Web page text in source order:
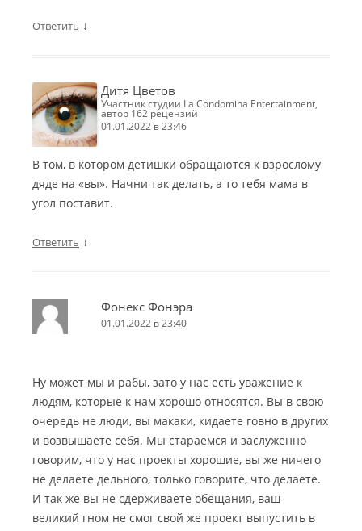
Ответить ↓
Дитя Цветов
участник студии La Condomina Entertainment,
автор 162 рецензий
01.01.2022 в 23:46
В том, в котором детишки обращаются к взрослому
дяде на «вы». Начни так делать, а то тебя мама в
угол поставит.
Ответить ↓
Фонекс Фонэра
01.01.2022 в 23:40
Ну может мы и рабы, зато у нас есть уважение к
людям, которые к нам хорошо относятся. Вы в свою
очередь не люди, вы макаки, кидаете говно в других
и возвышаете себя. Мы стараемся и заслуженно
говорим, что у нас проекты хорошие, вы же ничего
не делаете дельного, только говорите, что делаете.
И так же вы не сдерживаете обещания, ваш
великий гном не смог свой же проект выпустить в